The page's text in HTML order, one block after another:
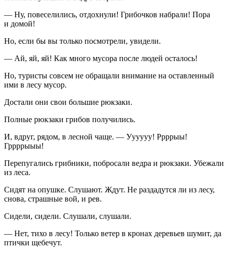
— Ну, повеселились, отдохнули! Грибочков набрали! Пора
и домой!
Но, если бы вы только посмотрели, увидели.
— Ай, яй, яй! Как много мусора после людей осталось!
Но, туристы совсем не обращали внимание на оставленный
ими в лесу мусор.
Достали они свои большие рюкзаки.
Полные рюкзаки грибов получились.
И, вдруг, рядом, в лесной чаще. — Уууууу! Ррррыы!
Гррррыыы!
Перепугались грибники, побросали ведра и рюкзаки. Убежали
из леса.
Сидят на опушке. Слушают. Ждут. Не раздадутся ли из лесу,
снова, страшные вой, и рев.
Сидели, сидели. Слушали, слушали.
— Нет, тихо в лесу! Только ветер в кронах деревьев шумит, да
птички щебечут.